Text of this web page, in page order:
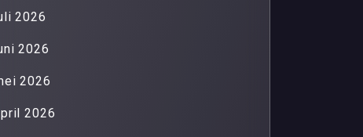
2026
2026
2026
2026